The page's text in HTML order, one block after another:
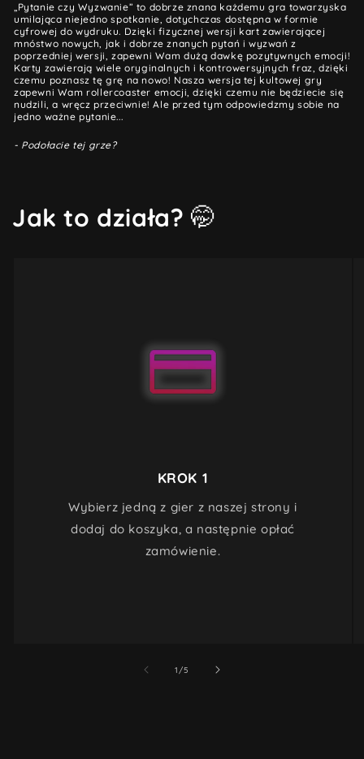
„Pytanie czy Wyzwanie” to dobrze znana każdemu gra towarzyska
umilająca niejedno spotkanie, dotychczas dostępna w formie
cyfrowej do wydruku. Dzięki fizycznej wersji kart zawierającej
mnóstwo nowych, jak i dobrze znanych pytań i wyzwań z
poprzedniej wersji, zapewni Wam dużą dawkę pozytywnych emocji!
Karty zawierają wiele oryginalnych i kontrowersyjnych fraz, dzięki
czemu poznasz tę grę na nowo! Nasza wersja tej kultowej gry
zapewni Wam rollercoaster emocji, dzięki czemu nie będziecie się
nudzili, a wręcz przeciwnie! Ale przed tym odpowiedzmy sobie na
jedno ważne pytanie...
- Podołacie tej grze?
Jak to działa? 🤭
KROK 1
Wybierz jedną z gier z naszej strony i
dodaj do koszyka, a następnie opłać
zamówienie.
1/z5